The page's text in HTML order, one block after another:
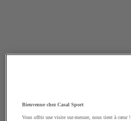
Bienvenue chez Casal Sport
Vous offrir une visite sur-mesure, nous tient à cœur !